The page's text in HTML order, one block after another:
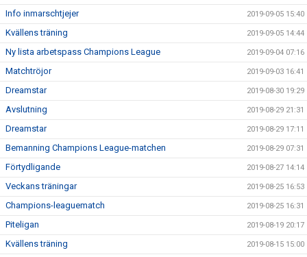
Info inmarschtjejer 2019-09-05 15:40
Kvällens träning 2019-09-05 14:44
Ny lista arbetspass Champions League 2019-09-04 07:16
Matchtröjor 2019-09-03 16:41
Dreamstar 2019-08-30 19:29
Avslutning 2019-08-29 21:31
Dreamstar 2019-08-29 17:11
Bemanning Champions League-matchen 2019-08-29 07:31
Förtydligande 2019-08-27 14:14
Veckans träningar 2019-08-25 16:53
Champions-leaguematch 2019-08-25 16:31
Piteligan 2019-08-19 20:17
Kvällens träning 2019-08-15 15:00